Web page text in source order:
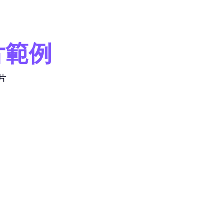
例